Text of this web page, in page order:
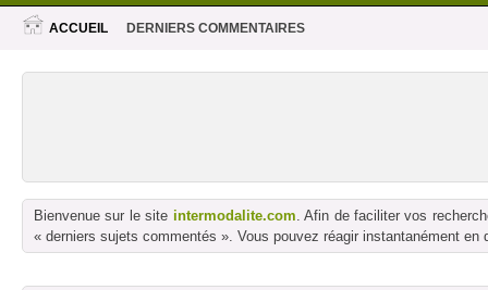
ACCUEIL DERNIERS COMMENTAIRES
Bienvenue sur le site intermodalite.com. Afin de faciliter vos
« derniers sujets commentés ». Vous pouvez réagir instantanément